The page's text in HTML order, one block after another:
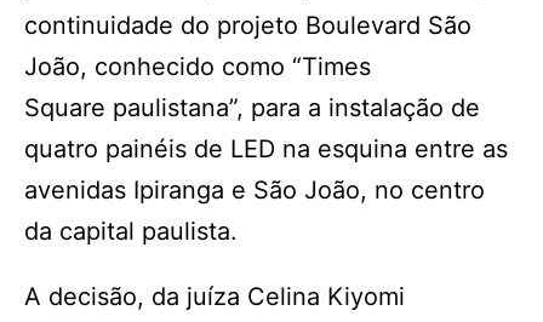
continuidade do projeto Boulevard São
João, conhecido como “Times
Square paulistana”, para a instalação de
quatro painéis de LED na esquina entre as
avenidas Ipiranga e São João, no centro
da capital paulista.
A decisão, da juíza Celina Kiyomi